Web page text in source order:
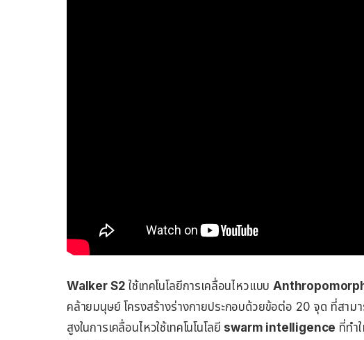
Walker S2 ใช้เทคโนโลยีการเคลื่อนไหวแบบ
คล้ายมนุษย์ โครงสร้างร่างกายประกอบด้วยข้อต่อ 20 จุด ที่สาม
สูงในการเคลื่อนไหวใช้เทคโนโนโลยี swarm intelligence ที่ทำ